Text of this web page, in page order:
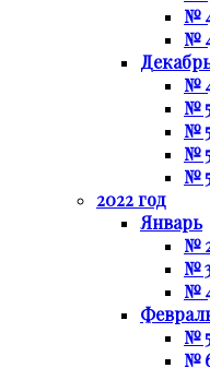
№
№
№
№
№
№
№
2022 год
Январь
№
№
№
№
№